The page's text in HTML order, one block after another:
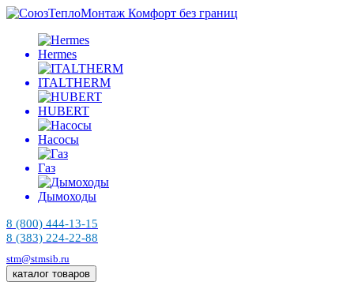
Комфорт без границ
Hermes
ITALTHERM
HUBERT
Насосы
Газ
Дымоходы
8 (800) 444-13-15
8 (383) 224-22-88
stm@stmsib.ru
каталог товаров